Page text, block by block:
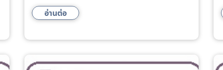
อ่านต่อ